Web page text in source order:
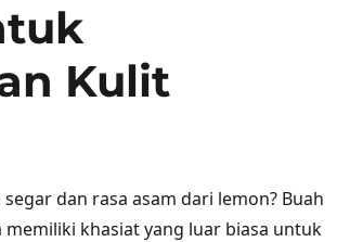
Kulit
dan rasa asam dari lemon? Buah
khasiat yang luar biasa untuk